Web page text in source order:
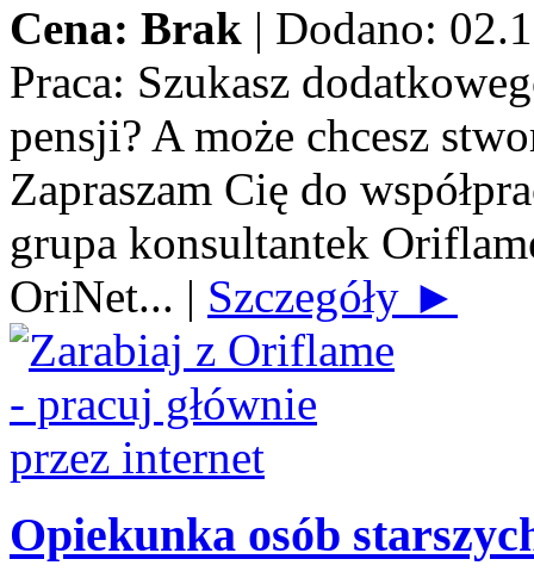
Cena: Brak | Dodano:
Praca: Szukasz
pensji? A może chcesz
Zapraszam Cię do
grupa konsultantek
OriNet... | Szczegóły ►
Opiekunka osób